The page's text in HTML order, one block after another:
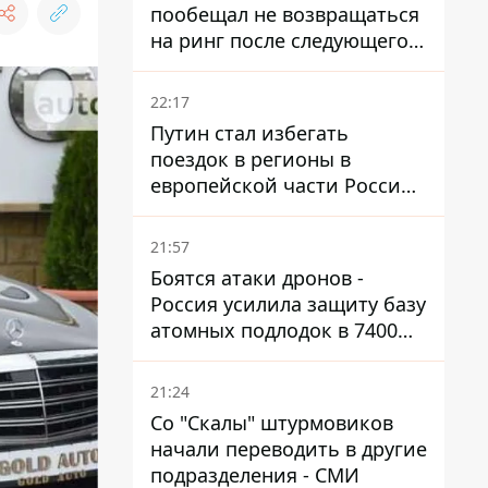
пообещал не возвращаться
на ринг после следующего
боя
22:17
Путин стал избегать
поездок в регионы в
европейской части России,
куда регулярно долетают
дроны
21:57
Боятся атаки дронов -
Россия усилила защиту базу
атомных подлодок в 7400
км от Украины
21:24
Со "Скалы" штурмовиков
начали переводить в другие
подразделения - СМИ